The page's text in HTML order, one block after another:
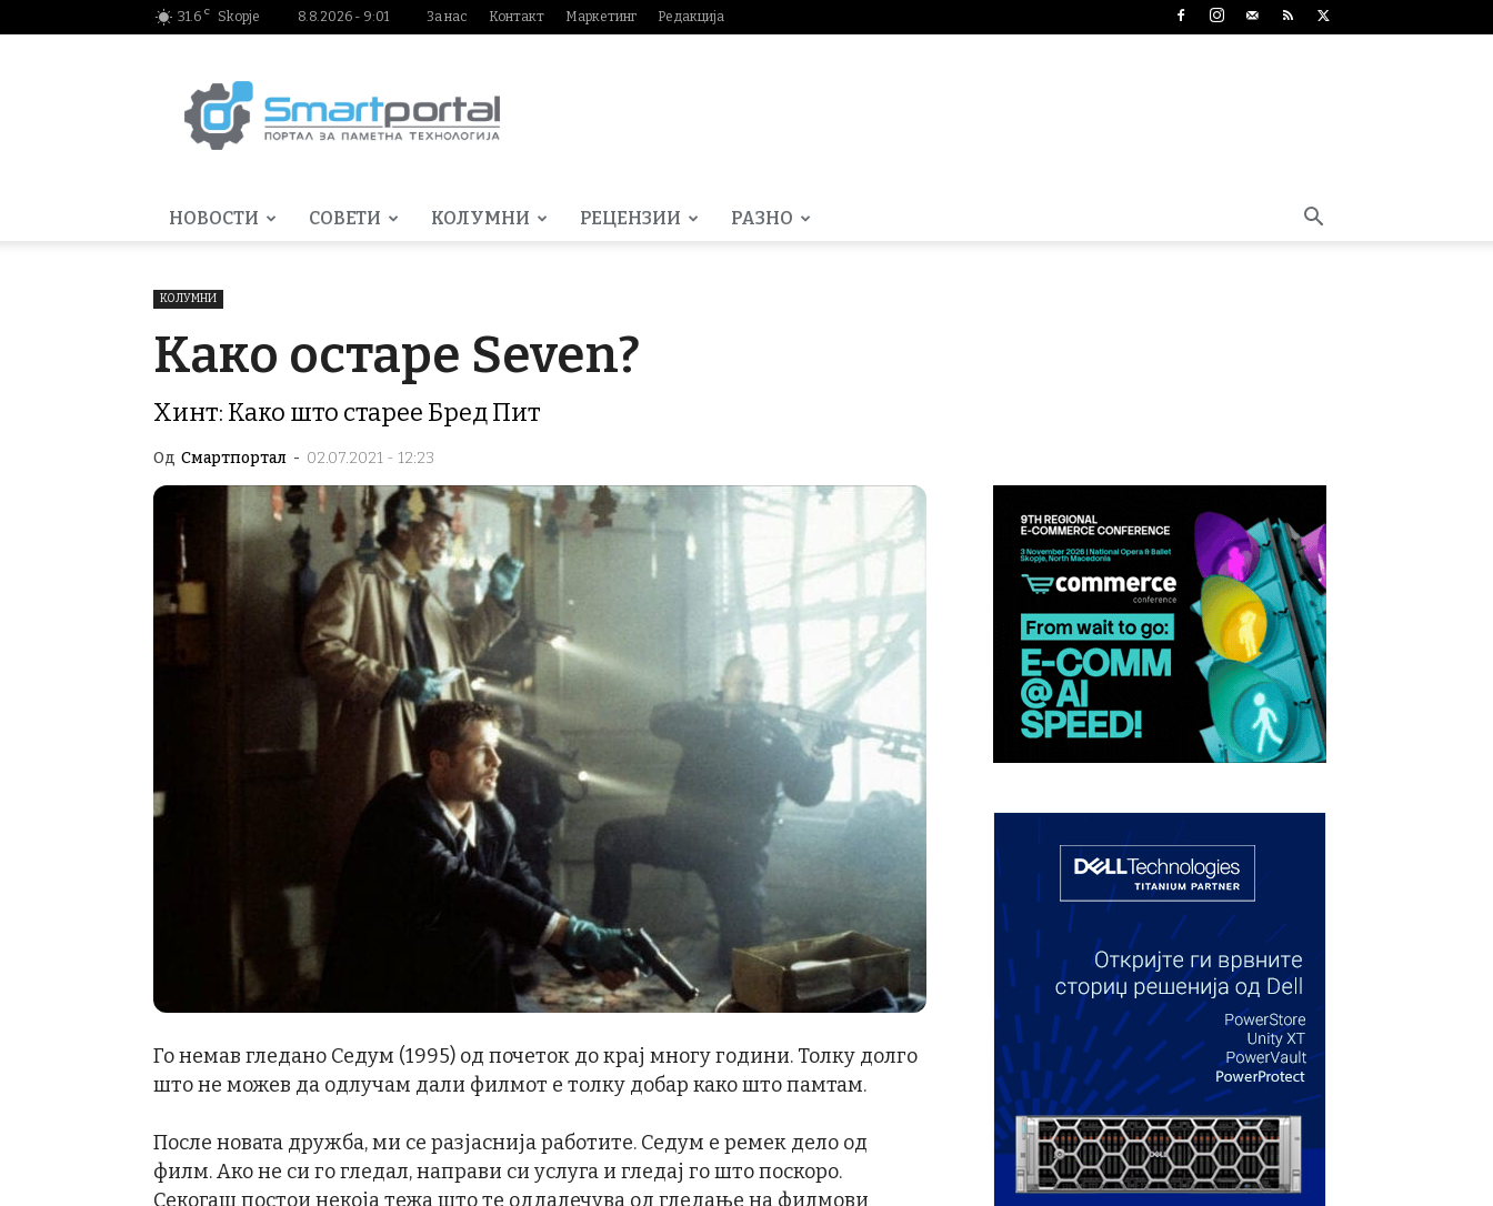
31.6 C Skopje 8.8.2026 - 9:01 За нас Контакт Маркетинг Редакција
НОВОСТИ СОВЕТИ КОЛУМНИ РЕЦЕНЗИИ РАЗНО
КОЛУМНИ
Како остаре Seven?
Хинт: Како што старее Бред Пит
Од Смартпортал - 02.07.2021 - 12:23
Го немав гледано Седум (1995) од почеток до крај многу години. Толку долго
што не можев да одлучам дали филмот е толку добар како што памтам.
После новата дружба, ми се разјаснија работите. Седум е ремек дело од
филм. Ако не си го гледал, направи си услуга и гледај го што поскоро.
Секогаш постои некоја тежа што те оддалечува од гледање на филмови